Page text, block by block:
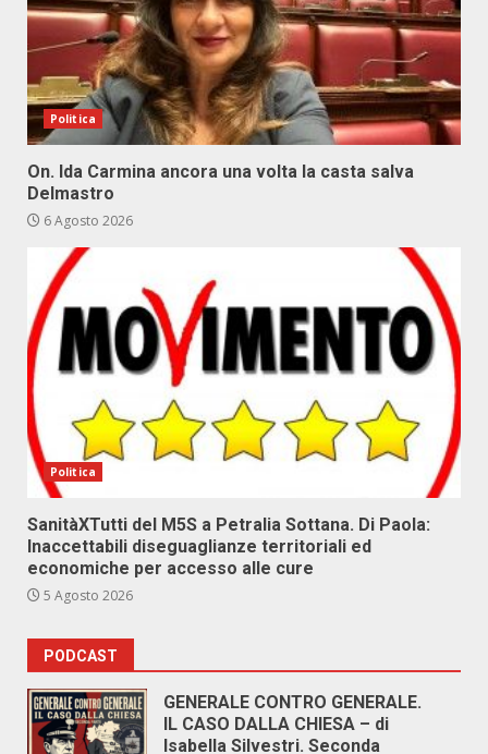
Politica
On. Ida Carmina ancora una volta la casta salva
Delmastro
6 Agosto 2026
Politica
SanitàXTutti del M5S a Petralia Sottana. Di Paola:
Inaccettabili diseguaglianze territoriali ed
economiche per accesso alle cure
5 Agosto 2026
PODCAST
GENERALE CONTRO GENERALE.
IL CASO DALLA CHIESA – di
Isabella Silvestri. Seconda